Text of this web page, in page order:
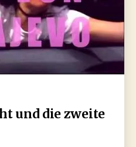
und die zweite